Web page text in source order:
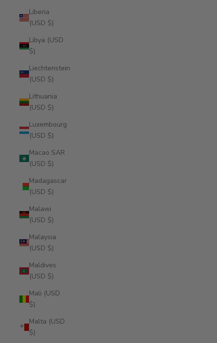
Liberia
(USD $)
Libya (USD
$)
Liechtenstein
(USD $)
Lithuania
(USD $)
Luxembourg
(USD $)
Macao SAR
(USD $)
Madagascar
(USD $)
Malawi
(USD $)
Malaysia
(USD $)
Maldives
(USD $)
Mali (USD
$)
Malta (USD
$)